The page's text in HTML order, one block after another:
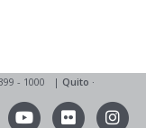
- 1000 | Quito ·